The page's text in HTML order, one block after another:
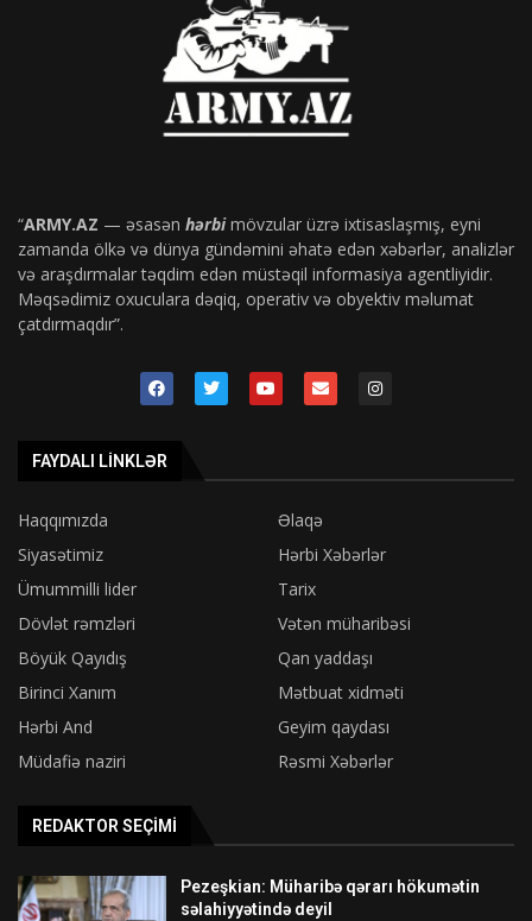
“ARMY.AZ — əsasən hərbimövzular üzrə ixtisaslaşmış, eyni
zamanda ölkə və dünya gündəmini əhatə edən xəbərlər, analizlər
və araşdırmalar təqdim edən müstəqil informasiya agentliyidir.
Məqsədimiz oxuculara dəqiq, operativ və obyektiv məlumat
çatdırmaqdır”.
FAYDALI LINKLƏR
Haqqımızda
Əlaqə
Siyasətimiz
Hərbi Xəbərlər
Ümummilli lider
Tarix
Dövlət rəmzləri
Vətən müharibəsi
Böyük Qayıdış
Qan yaddaşı
Birinci Xanım
Mətbuat xidməti
Hərbi And
Geyim qaydası
Müdafiə naziri
Rəsmi Xəbərlər
REDAKTOR SEÇIMI
Pezeşkian: Müharibə qərarı hökumətin
səlahiyyətində deyil